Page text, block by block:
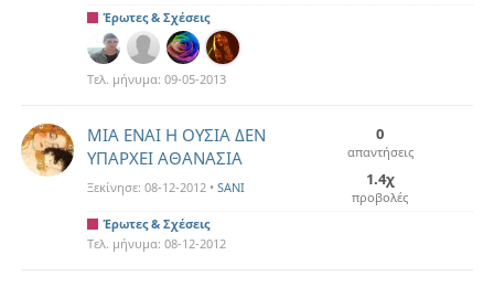
Έρωτες & Σχέσεις
Τελ. μήνυμα: 09-05-2013
MΙΑ ΕΝΑΙ Η ΟΥΣΙΑ ΔΕΝ
ΥΠΑΡΧΕΙ ΑΘΑΝΑΣΙΑ
Ξεκίνησε: 08-12-2012 • SANI
0
απαντήσεις
1.4χ
προβολές
Έρωτες & Σχέσεις
Τελ. μήνυμα: 08-12-2012